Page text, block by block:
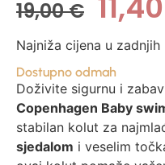
19,00€
Najniža cijena u zadnjih
Dostupno odmah
Doživite sigurnu i
Copenhagen Baby
stabilan kolut za
sjedalom i veselim